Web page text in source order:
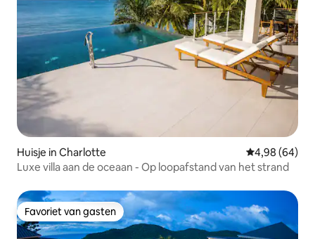
Huisje in Charlotte Gemiddelde
4,98 (64)
Luxe villa aan de oceaan - Op loopafstand van het strand
Favoriet van gasten
Favoriet van gasten